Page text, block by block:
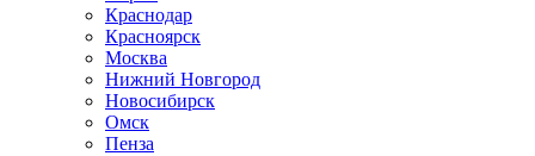
Краснодар
Красноярск
Москва
Нижний Новгород
Новосибирск
Омск
Пенза